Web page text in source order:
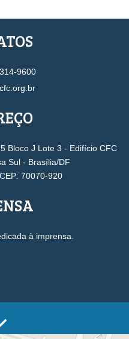
9600
Bloco J Lote 3 - Edifício CFC
Sul - Brasília/DF
CEP: 70070-920
à imprensa.